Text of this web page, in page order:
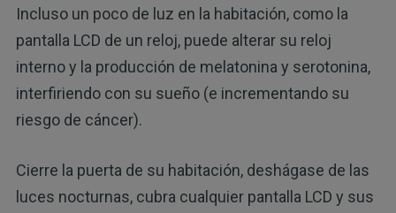
Incluso un poco de luz en la habitación, como la
pantalla LCD de un reloj, puede alterar su reloj
interno y la producción de melatonina y serotonina,
interfiriendo con su sueño (e incrementando su
riesgo de cáncer).
Cierre la puerta de su habitación, deshágase de las
luces nocturnas, cubra cualquier pantalla LCD y sus